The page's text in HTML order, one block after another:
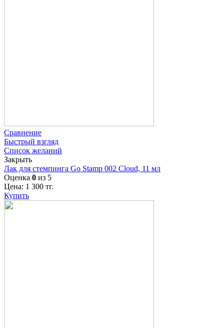
Сравнение
Быстрый взгляд
Список желаний
Закрыть
Лак для стемпинга Go Stamp 002 Cloud, 11 мл
Оценка 0 из 5
Цена: 1 300 тг.
Купить